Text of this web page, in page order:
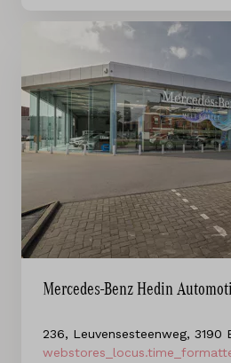
Mercedes-Benz Hedin
236, Leuvensesteenweg, 3190